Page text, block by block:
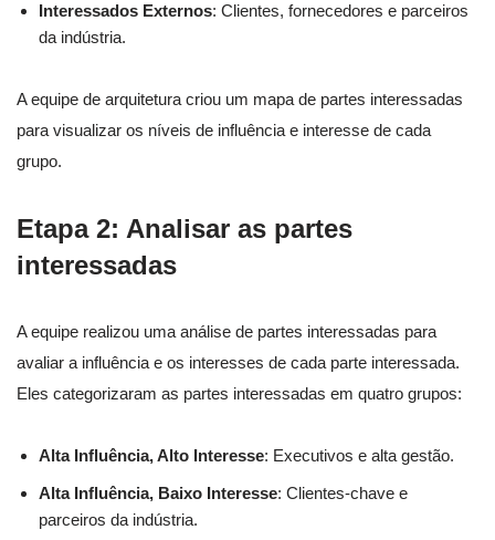
Interessados Externos: Clientes, fornecedores e parceiros
da indústria.
A equipe de arquitetura criou um mapa de partes interessadas
para visualizar os níveis de influência e interesse de cada
grupo.
Etapa 2: Analisar as partes
interessadas
A equipe realizou uma análise de partes interessadas para
avaliar a influência e os interesses de cada parte interessada.
Eles categorizaram as partes interessadas em quatro grupos:
Alta Influência, Alto Interesse: Executivos e alta gestão.
Alta Influência, Baixo Interesse: Clientes-chave e
parceiros da indústria.